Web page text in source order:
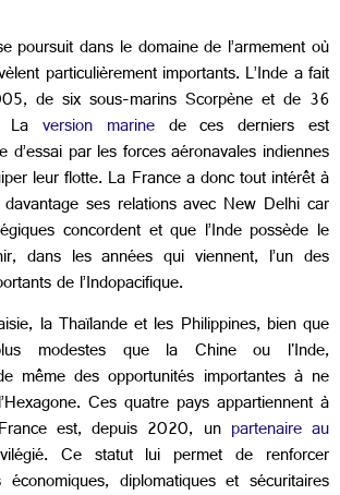
poursuit dans le domaine de l’armement où
particulièrement importants. L’Inde a fait
de six sous-marins Scorpène et de 36
Laversion marinede ces derniers est
d’essai par les forces aéronavales indiennes
leur flotte. La France a donc tout intérêt à
ses relations avec New Delhi car
concordent et que l’Inde possède le
dans les années qui viennent, l’un des
de l’Indopacifique.
la Thaïlande et les Philippines, bien que
modestes que la Chine ou l'Inde,
même des opportunités importantes à ne
Ces quatre pays appartiennent à
est, depuis 2020, un partenaire au
Ce statut lui permet de renforcer
diplomatiques et sécuritaires